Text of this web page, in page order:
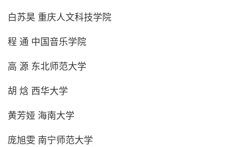
白苏昊 重庆人文科技学院
程 通 中国音乐学院
高 源 东北师范大学
胡 焓 西华大学
黄芳娅 海南大学
庞旭雯 南宁师范大学